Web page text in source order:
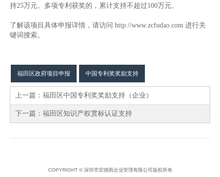
持25万元。多项专利获奖的，累计支持不超过100万元。
了解该项目具体申报详情，请访问 http://www.zcfudao.com 进行关
键词搜索。
福田区政府项目申报 中国专利奖奖励支持
上一篇： 福田区中国专利奖奖励支持（企业）
下一篇： 福田区知识产权贯标认证支持
COPYRIGHT © 深圳市宏德雨企业管理有限公司版权所有